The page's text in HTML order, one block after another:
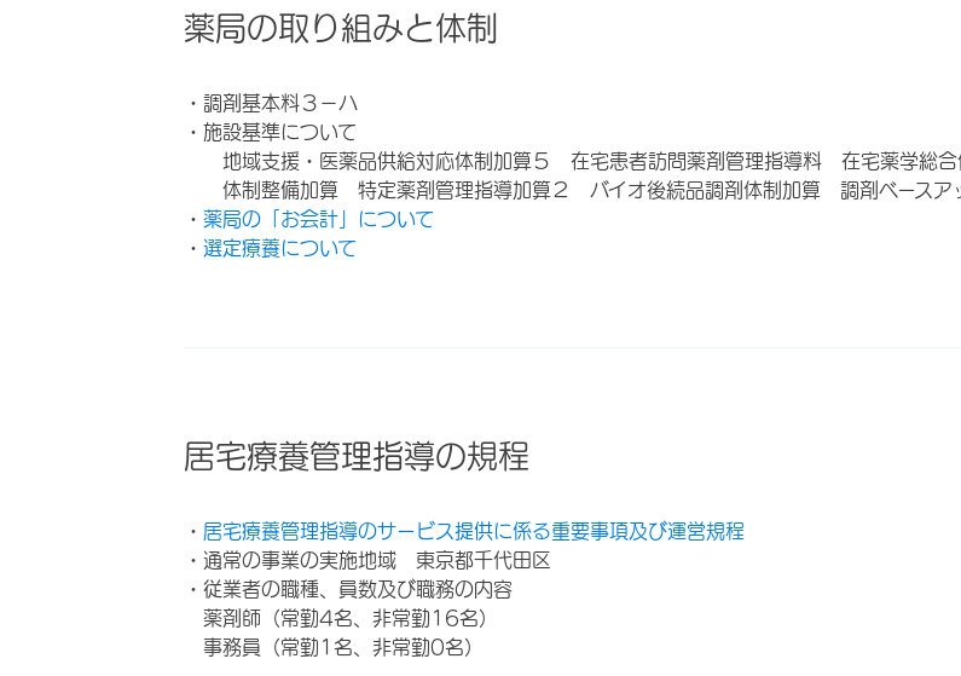
薬局の取り組みと体制
・調剤基本料３－ハ
・施設基準について
地域支援・医薬品供給対応体制加算５ 在宅患者訪問薬剤管理指導料 在宅薬学総
体制整備加算 特定薬剤管理指導加算２ バイオ後続品調剤体制加算 調剤ベースア
・ 薬局の「お会計」について
・ 選定療養について
居宅療養管理指導の規程
・ 居宅療養管理指導のサービス提供に係る重要事項及び運営規程
・通常の事業の実施地域 東京都千代田区
・従業者の職種、員数及び職務の内容
薬剤師（常勤4名、非常勤16名）
事務員（常勤1名、非常勤0名）